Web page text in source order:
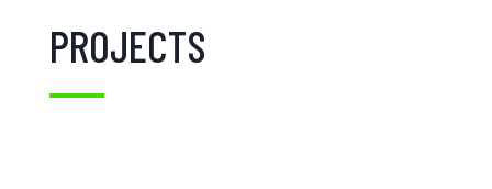
PROJECTS